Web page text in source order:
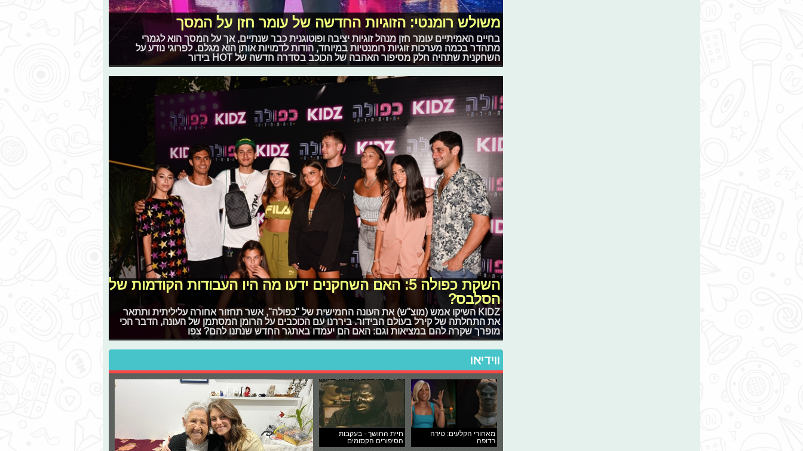
משולש רומנטי: הזוגיות החדשה של עומר חזן על המסך
בחיים האמיתיים עומר חזן מנהל זוגיות יציבה ופוטוגנית כבר שנתיים, אך על המסך הוא לגמרי
מתהדר בכמה מערכות זוגיות רומנטיות במיוחד, הודות לדמויות אותן הוא מגלם. לפרוגי נודע על
השחקנית שתהיה חלק מסיפור האהבה של הכוכב בסדרה חדשה של HOT בידור
השקת כפולה 5: האם השחקנים ידעו מה היו העבודות הקודמות של
הסלבס?
KIDZ השיקו אמש (מוצ"ש) את העונה החמישית של "כפולה", אשר תחזור אחורה עליליתית ותתאר
את התחלתה של קירל בעולם הבידור. ביררנו עם הכוכבים על הרומן המסתמן של העונה, הדבר הכי
מופרך שקרה להם במציאות וגם: האם הם יעמדו באתגר החדש שנתנו להם? צפו
ווידיאו
מאחורי הקלעים: טירה
רדופה
חיית החושך - בעקבות
הסיפורים הקסומים